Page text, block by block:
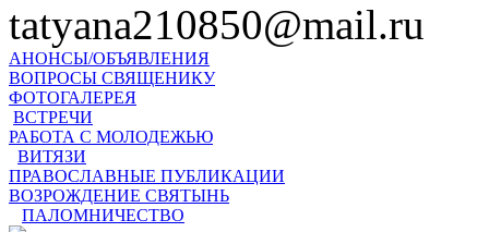
tatyana210850@mail.ru
АНОНСЫ/ОБЪЯВЛЕНИЯ
ВОПРОСЫ СВЯЩЕНИКУ
ФОТОГАЛЕРЕЯ
ВСТРЕЧИ
РАБОТА С МОЛОДЕЖЬЮ
ВИТЯЗИ
ПРАВОСЛАВНЫЕ ПУБЛИКАЦИИ
ВОЗРОЖДЕНИЕ СВЯТЫНЬ
ПАЛОМНИЧЕСТВО